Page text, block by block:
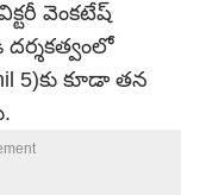
వెంకటేష్
5)కు కూడా తన